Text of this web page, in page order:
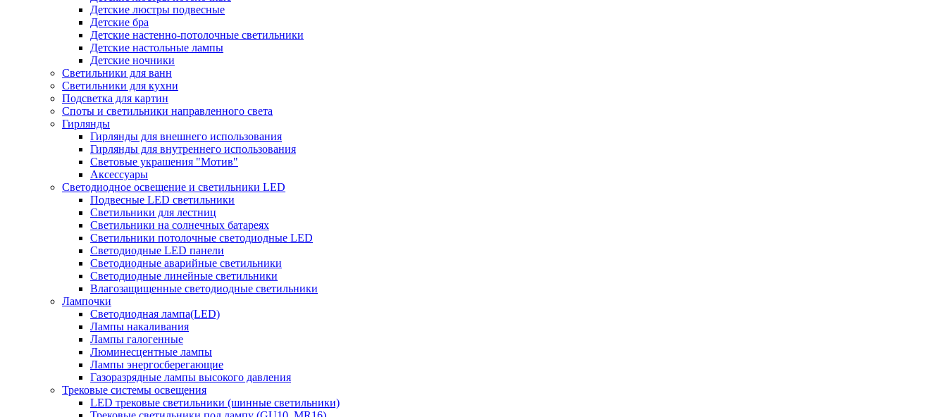
Детские люстры подвесные
Детские бра
Детские настенно-потолочные светильники
Детские настольные лампы
Детские ночники
Светильники для ванн
Светильники для кухни
Подсветка для картин
Споты и светильники направленного света
Гирлянды
Гирлянды для внешнего использования
Гирлянды для внутреннего использования
Световые украшения "Мотив"
Аксессуары
Светодиодное освещение и светильники LED
Подвесные LED светильники
Светильники для лестниц
Светильники на солнечных батареях
Светильники потолочные светодиодные LED
Светодиодные LED панели
Светодиодные аварийные светильники
Светодиодные линейные светильники
Влагозащищенные светодиодные светильники
Лампочки
Светодиодная лампа(LED)
Лампы накаливания
Лампы галогенные
Люминесцентные лампы
Лампы энергосберегающие
Газоразрядные лампы высокого давления
Трековые системы освещения
LED трековые светильники (шинные светильники)